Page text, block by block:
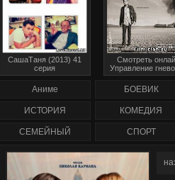
Аниме БОЕВИК
ИСТОРИЯ КОМЕДИЯ
СЕМЕЙНЫЙ СПОРТ
СашаТаня (2013) 41
серия
Смотреть
Управление
сезон
сезон (1-47
сериал смотреть